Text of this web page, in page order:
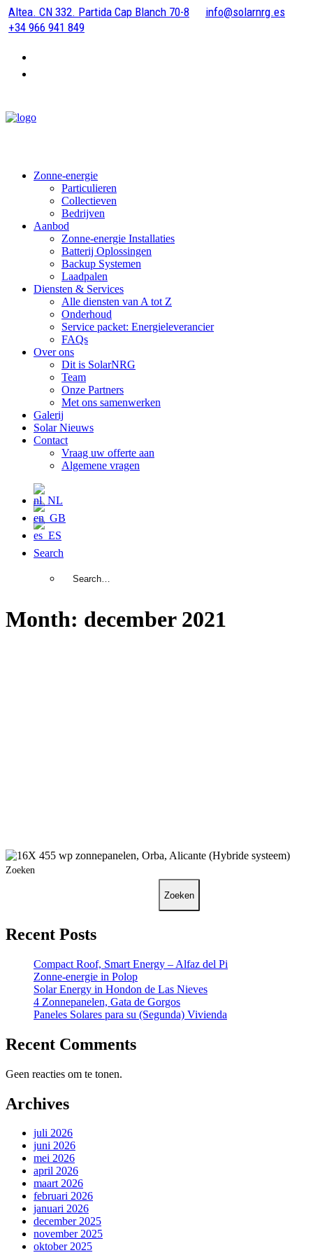
Altea. CN 332. Partida Cap Blanch 70-8
info@solarnrg.es
+34 966 941 849
Zonne-energie
Particulieren
Collectieven
Bedrijven
Aanbod
Zonne-energie Installaties
Batterij Oplossingen
Backup Systemen
Laadpalen
Diensten & Services
Alle diensten van A tot Z
Onderhoud
Service packet: Energieleverancier
FAQs
Over ons
Dit is SolarNRG
Team
Onze Partners
Met ons samenwerken
Galerij
Solar Nieuws
Contact
Vraag uw offerte aan
Algemene vragen
Search
Month: december 2021
Zoeken
Zoeken
Recent Posts
Compact Roof, Smart Energy – Alfaz del Pi
Zonne-energie in Polop
Solar Energy in Hondon de Las Nieves
4 Zonnepanelen, Gata de Gorgos
Paneles Solares para su (Segunda) Vivienda
Recent Comments
Geen reacties om te tonen.
Archives
juli 2026
juni 2026
mei 2026
april 2026
maart 2026
februari 2026
januari 2026
december 2025
november 2025
oktober 2025